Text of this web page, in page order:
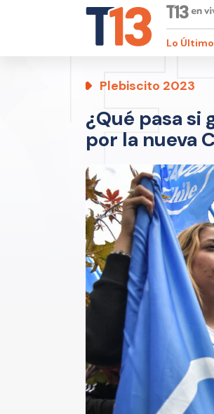
Lo Último
Plebiscito 2023
¿Qué pasa si
por la nueva